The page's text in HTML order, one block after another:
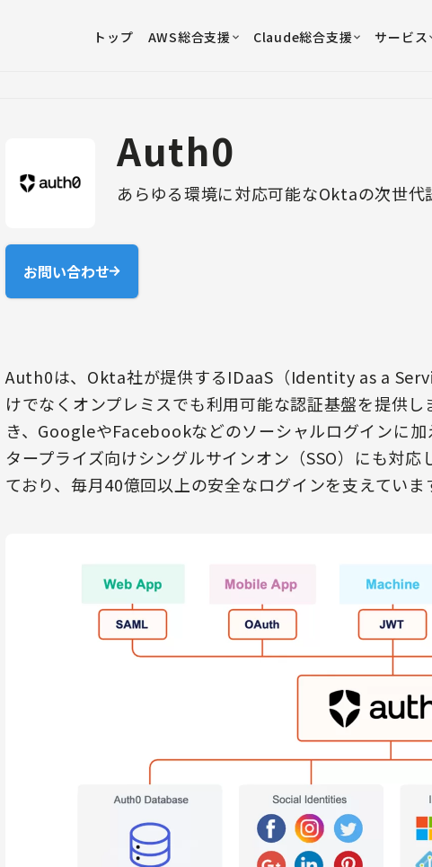
トップ AWS総合支援 Claude総合支援 サービス
Auth0
あらゆる環境に対応可能なOktaの次世代
お問い合わせ
Auth0は、Okta社が提供するIDaaS（Identity as a
けでなくオンプレミスでも利用可能な認証基盤を提供
き、GoogleやFacebookなどのソーシャルログインに
タープライズ向けシングルサインオン（SSO）にも対
ており、毎月40億回以上の安全なログインを支えていま